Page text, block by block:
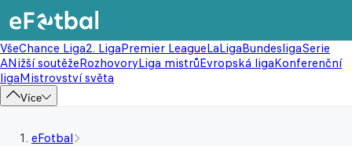
VšeChance Liga2. LigaPremier LeagueLaLigaBundesligaSerie
ANižší soutěžeRozhovoryLiga mistrůEvropská ligaKonferenční
ligaMistrovství světa
Více
eFotbal